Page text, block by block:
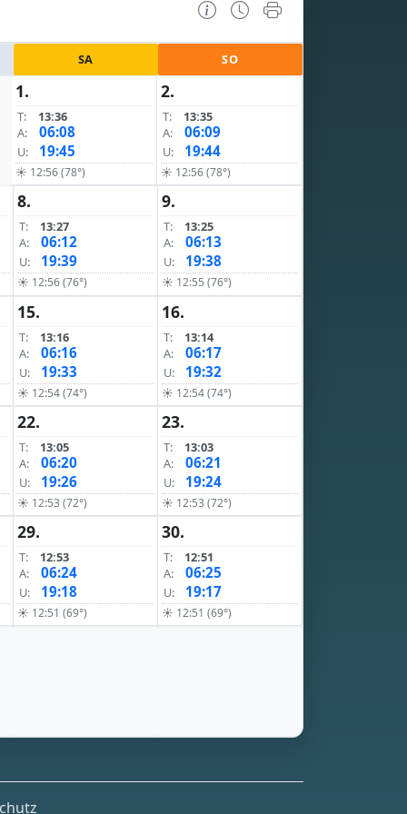
SA SO
1.
T:
13:36
A:
06:08
U: 19:45
☀ 12:56 (78°)
2.
T:
13:35
A:
06:09
U: 19:44
☀ 12:56 (78°)
8.
T:
13:27
A:
06:12
U: 19:39
☀ 12:56 (76°)
9.
T:
13:25
A:
06:13
U: 19:38
☀ 12:55 (76°)
15.
T:
13:16
A:
06:16
U: 19:33
☀ 12:54 (74°)
16.
T:
13:14
A:
06:17
U: 19:32
☀ 12:54 (74°)
22.
T:
13:05
A:
06:20
U: 19:26
☀ 12:53 (72°)
23.
T:
13:03
A:
06:21
U: 19:24
☀ 12:53 (72°)
29.
T:
12:53
A:
06:24
U: 19:18
☀ 12:51 (69°)
30.
T:
12:51
A:
06:25
U: 19:17
☀ 12:51 (69°)